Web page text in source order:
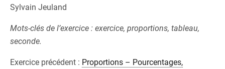
Sylvain Jeuland
Mots-clés de l’exercice : exercice, proportions, tableau,
seconde.
Exercice précédent : Proportions – Pourcentages,